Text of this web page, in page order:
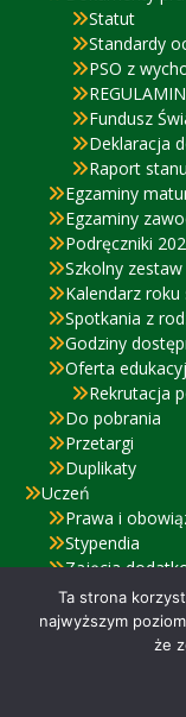
Statut
Standardy
PSO z
Fundusz
Deklaracja
Raport
Egzaminy
Egzaminy
Podręczniki
Szkolny
Kalendarz roku
Spotkania z
Godziny
Oferta
Rekrutacja
Do pobrania
Przetargi
Duplikaty
Uczeń
Prawa i
Stypendia
Zajęcia
Doradca
eLegitymacja
Uczniowie z
Pedagog i
Ta strona
najwyższym
że